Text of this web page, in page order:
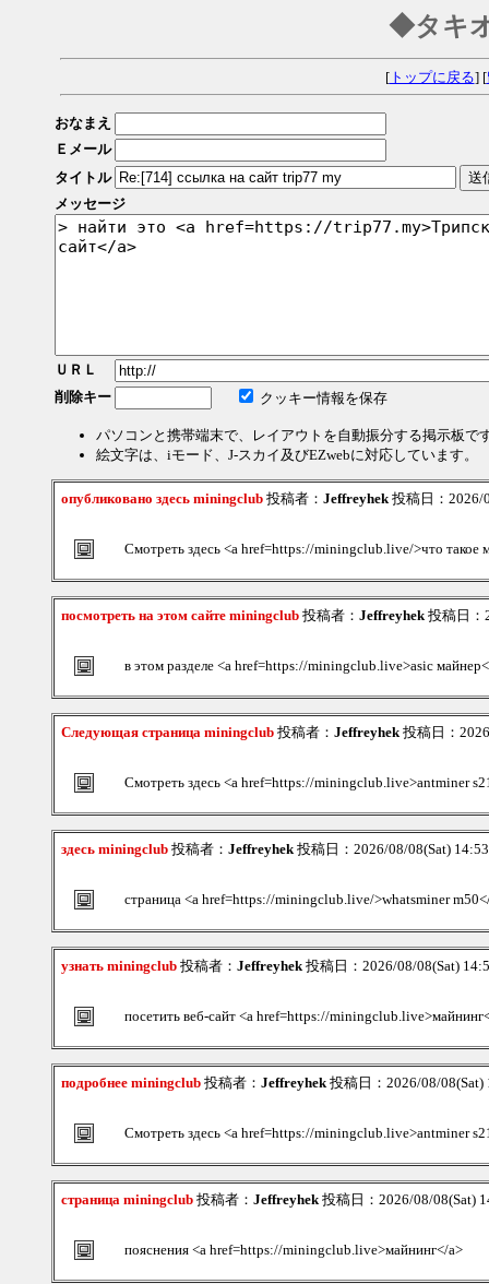
◆タキ
[トップに戻る] [
おなまえ
Ｅメール
タイトル
メッセージ
ＵＲＬ
削除キー
クッキー情報を保存
パソコンと携帯端末で、レイアウトを自動振分する掲示板で
絵文字は、iモード、J-スカイ及びEZwebに対応しています。
опубликовано здесь miningclub 投稿者： Jeffreyhek投稿日：2026/
Смотреть здесь <a href=https://miningclub.live/>что такое
посмотреть на этом сайте miningclub 投稿者： Jeffreyhek投稿日：
в этом разделе <a href=https://miningclub.live>asic
Следующая страница miningclub 投稿者： Jeffreyhek投稿日：
Смотреть здесь <a href=https://miningclub.live>antminer
здесь miningclub 投稿者： Jeffreyhek投稿日：2026/08/08(Sat)
страница <a href=https://miningclub.live/>whatsminer
узнать miningclub 投稿者： Jeffreyhek投稿日：2026/08/08(Sat)
посетить веб-сайт <a href=https://
подробнее miningclub 投稿者： Jeffreyhek投稿日：2026/08/
Смотреть здесь <a href=https://miningclub.live>antminer
страница miningclub 投稿者： Jeffreyhek投稿日：2026/08/08(Sat)
пояснения <a href=https://miningclub.live>майнинг</a>